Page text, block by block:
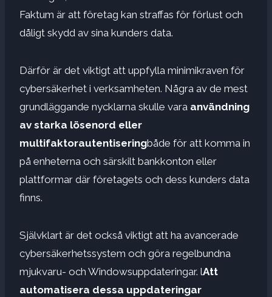
Faktum är att företag kan straffas för förlust och
dåligt skydd av sina kunders data.
Därför är det viktigt att uppfylla minimikraven för
cybersäkerhet i verksamheten. Några av de mest
grundläggande nycklarna skulle vara användning
av starka lösenord eller
multifaktorautentiseringbåde för att komma in
på enheterna och särskilt bankkonton eller
plattformar där företagets och dess kunders data
finns.
Självklart är det också viktigt att ha avancerade
cybersäkerhetssystem och göra regelbundna
mjukvaru- och Windowsuppdateringar. lAtt
automatisera dessa uppdateringar